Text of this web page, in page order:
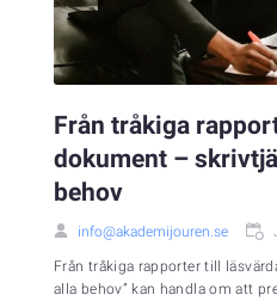
Från tråkiga
dokument –
behov
info@akademijouren.se
Från tråkiga rapporter till
alla behov” kan handla om att